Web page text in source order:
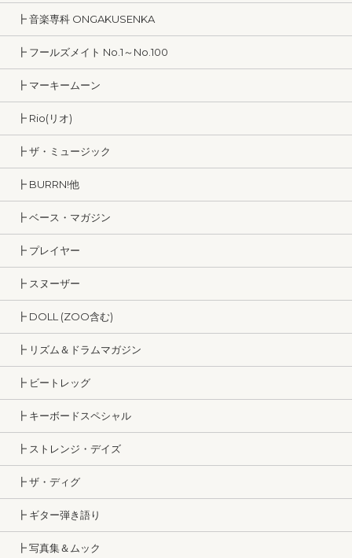
┣ 音楽専科 ONGAKUSENKA
┣ フールズメイト No.1～No.100
┣ マーキームーン
┣ Rio(リオ)
┣ ザ・ミュージック
┣ BURRN!他
┣ ベース・マガジン
┣ プレイヤー
┣ スヌーザー
┣ DOLL (ZOO含む)
┣ リズム＆ドラムマガジン
┣ ビートレッグ
┣ キーボードスペシャル
┣ ストレンジ・デイズ
┣ ザ・ディグ
┣ ギター弾き語り
┣ 写真集＆ムック